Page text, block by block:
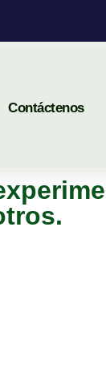
Contáctenos